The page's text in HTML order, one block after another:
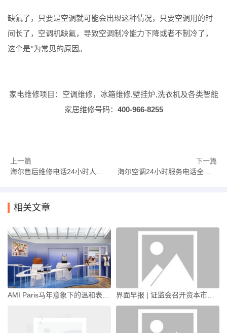
缺氟了，只要是空调就可能会出现这种情况，只要空调用的时
间长了，空调机缺氟，导致空调制冷能力下降或者不制冷了，
这个是*为常见的原因。
家电维修项目：空调维修，冰箱维修,壁挂炉,洗衣机及各类智能
家居维修号码： 400-966-8255
上一篇
海尔售后维修电话24小时人工电话（海尔售后维修电话24小时人工电话号码）
下一篇
海尔空调24小时服务电话全国（海尔空调全国免费服务电话）
相关文章